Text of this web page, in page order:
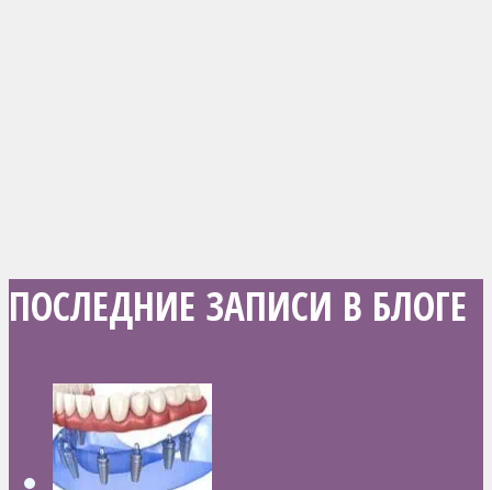
ПОСЛЕДНИЕ ЗАПИСИ В БЛОГЕ